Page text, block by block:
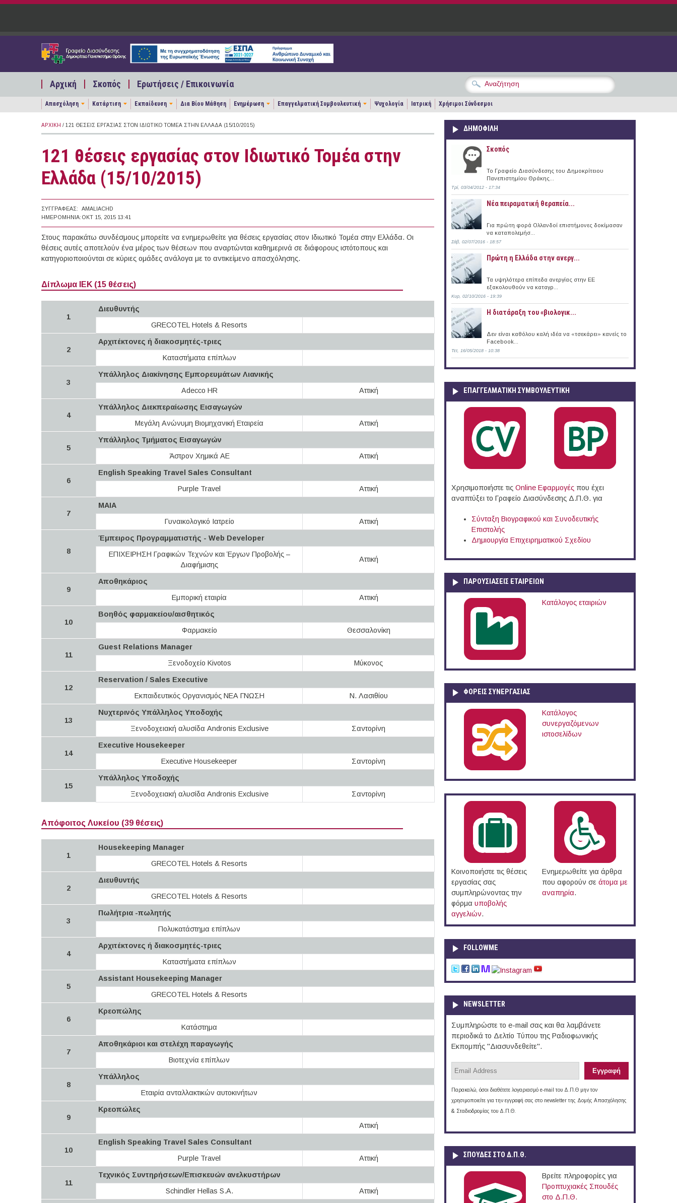
Παράκαμψη προς το κυρίως περιεχόμενο
Αρχική Σκοπός Ερωτήσεις / Επικοινωνία
Απασχόληση Κατάρτιση Εκπαίδευση Δια Βίου Μάθηση Ενημέρωση Επαγγελματική Συμβουλευτική Ψυχολογία Ιατρική Χρήσιμοι Σύνδεσμοι
ΑΡΧΙΚΉ / 121 ΘΈΣΕΙΣ ΕΡΓΑΣΊΑΣ ΣΤΟΝ ΙΔΙΩΤΙΚΌ ΤΟΜΈΑ ΣΤΗΝ ΕΛΛΆΔΑ (15/10/2015)
121 θέσεις εργασίας στον Ιδιωτικό Τομέα στην
Ελλάδα (15/10/2015)
ΣΥΓΓΡΑΦΈΑΣ:
AMALIACHD
ΗΜΕΡΟΜΗΝΊΑ: ΟΚΤ 15, 2015 13:41
Στους παρακάτω συνδέσμους μπορείτε να ενημερωθείτε για θέσεις εργασίας στον Ιδιωτικό Τομέα στην Ελλάδα. Οι
θέσεις αυτές αποτελούν ένα μέρος των θέσεων που αναρτώνται καθημερινά σε διάφορους ιστότοπους και
κατηγοριοποιούνται σε κύριες ομάδες ανάλογα με το αντικείμενο απασχόλησης.
Δίπλωμα ΙΕΚ (15 θέσεις)
1
Διευθυντής
GRECOTEL Hotels & Resorts
2
Αρχιτέκτονες ή διακοσμητές-τριες
Καταστήματα επίπλων
3
Υπάλληλος Διακίνησης Εμπορευμάτων Λιανικής
Adecco HR
Αττική
4
Υπάλληλος Διεκπεραίωσης Εισαγωγών
Mεγάλη Ανώνυμη Βιομηχανική Εταιρεία
Αττική
5
Υπάλληλος Τμήματος Εισαγωγών
Άστρον Χημικά ΑΕ
Αττική
6
English Speaking Travel Sales Consultant
Purple Travel
Αττική
7
ΜΑΙΑ
Γυναικολογικό Ιατρείο
Αττική
8
Έμπειρος Προγραμματιστής - Web Developer
ΕΠΙΧΕΙΡΗΣΗ Γραφικών Τεχνών και Έργων Προβολής –
Διαφήμισης
Αττική
9
Αποθηκάριος
Εμπορική εταιρία
Αττική
10
Βοηθός φαρμακείου/αισθητικός
Φαρμακείο
Θεσσαλονίκη
11
Guest Relations Manager
Ξενοδοχείο Kivotos
Μύκονος
12
Reservation / Sales Executive
Εκπαιδευτικός Οργανισμός ΝΕΑ ΓΝΩΣΗ
Ν. Λασιθίου
13
Νυχτερινός Υπάλληλος Υποδοχής
Ξενοδοχειακή αλυσίδα Andronis Exclusive
Σαντορίνη
14
Executive Housekeeper
Executive Housekeeper
Σαντορίνη
15
Υπάλληλος Υποδοχής
Ξενοδοχειακή αλυσίδα Andronis Exclusive
Σαντορίνη
Απόφοιτος Λυκείου (39 θέσεις)
1
Housekeeping Manager
GRECOTEL Hotels & Resorts
2
Διευθυντής
GRECOTEL Hotels & Resorts
3
Πωλήτρια -πωλητής
Πολυκατάστημα επίπλων
4
Αρχιτέκτονες ή διακοσμητές-τριες
Καταστήματα επίπλων
5
Assistant Housekeeping Manager
GRECOTEL Hotels & Resorts
6
Κρεοπώλης
Κατάστημα
7
Αποθηκάριοι και στελέχη παραγωγής
Βιοτεχνία επίπλων
8
Υπάλληλος
Εταιρία ανταλλακτικών αυτοκινήτων
9
Κρεοπώλες
Αττική
10
English Speaking Travel Sales Consultant
Purple Travel
Αττική
11
Τεχνικός Συντηρήσεων/Επισκευών ανελκυστήρων
Schindler Hellas S.A.
Αττική
ΔΗΜΟΦΙΛΗ
Σκοπός
Το Γραφείο Διασύνδεσης του Δημοκρίτειου
Πανεπιστημίου Θράκης...
Τρί, 03/04/2012 - 17:34
Νέα πειραματική θεραπεία...
Για πρώτη φορά Ολλανδοί επιστήμονες δοκίμασαν
να καταπολεμήσ...
Σάβ, 02/07/2016 - 18:57
Πρώτη η Ελλάδα στην ανεργ...
Τα υψηλότερα επίπεδα ανεργίας στην ΕΕ
εξακολουθούν να καταγρ...
Κυρ, 02/10/2016 - 19:39
Η διατάραξη του «βιολογικ...
Δεν είναι καθόλου καλή ιδέα να «τσεκάρει» κανείς το
Facebook...
Τετ, 16/05/2018 - 10:38
ΕΠΑΓΓΕΛΜΑΤΙΚΉ ΣΥΜΒΟΥΛΕΥΤΙΚΉ
Χρησιμοποιήστε τις Online Eφαρμογές που έχει
αναπτύξει το Γραφείο Διασύνδεσης Δ.Π.Θ. για
Σύνταξη Βιογραφικού και Συνοδευτικής
Επιστολής
Δημιουργία Επιχειρηματικού Σχεδίου
ΠΑΡΟΥΣΙΆΣΕΙΣ ΕΤΑΙΡΕΙΏΝ
Κατάλογος εταιριών
ΦΟΡΕΙΣ ΣΥΝΕΡΓΑΣΙΑΣ
Κατάλογος
συνεργαζόμενων
ιστοσελίδων
Κοινοποιήστε τις θέσεις
εργασίας σας
συμπληρώνοντας την
φόρμα υποβολής
αγγελιών.
Ενημερωθείτε για άρθρα
που αφορούν σε άτομα με
αναπηρία.
FOLLOWME
NEWSLETTER
Συμπληρώστε το e-mail σας και θα λαμβάνετε
περιοδικά το Δελτίο Τύπου της Ραδιοφωνικής
Εκπομπής "Διασυνδεθείτε".
Παρακαλώ, όσοι διαθέτετε λογαριασμό e-mail του Δ.Π.Θ μην τον
χρησιμοποιείτε για την εγγραφή σας στο newsletter της Δομής Απασχόλησης
& Σταδιοδρομίας του Δ.Π.Θ.
ΣΠΟΥΔΈΣ ΣΤΟ Δ.Π.Θ.
Βρείτε πληροφορίες για
Προπτυχιακές Σπουδές
στο Δ.Π.Θ.